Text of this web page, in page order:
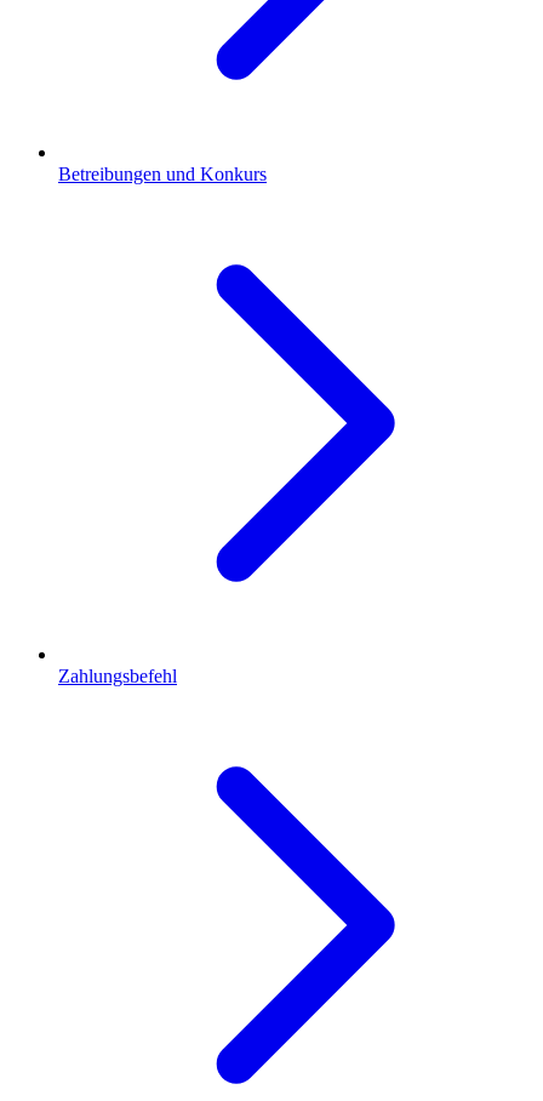
Betreibungen und Konkurs
Zahlungsbefehl